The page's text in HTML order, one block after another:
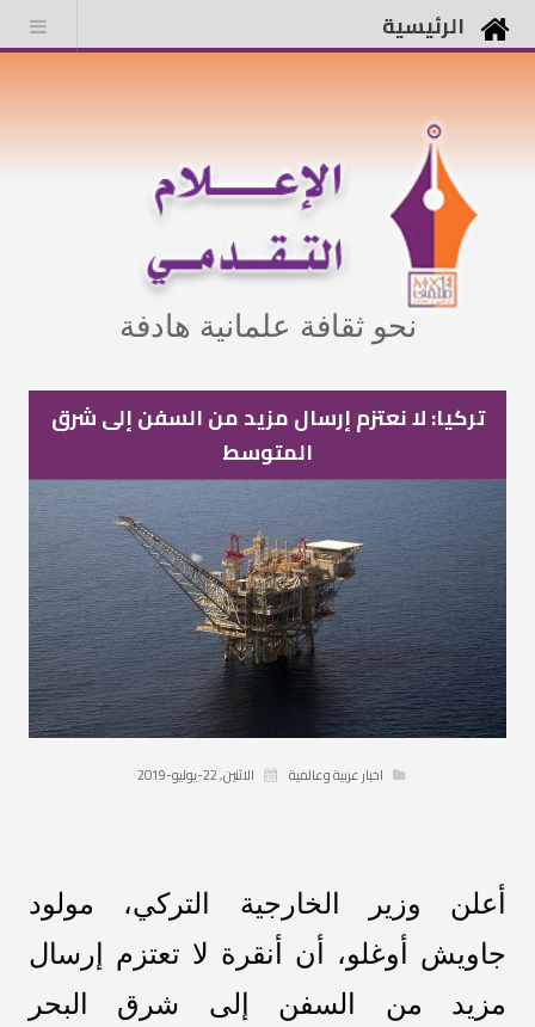
الرئيسية
نحو ثقافة علمانية هادفة
تركيا: لا نعتزم إرسال مزيد من السفن إلى شرق
المتوسط
اخبار عربية وعالمية الاثنين, 22-يوليو-2019
أعلن وزير الخارجية التركي، مولود
جاويش أوغلو، أن أنقرة لا تعتزم إرسال
مزيد من السفن إلى شرق البحر